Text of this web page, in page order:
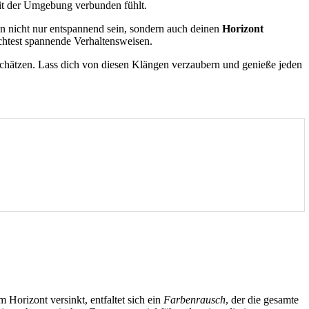
der Umgebung verbunden fühlt.
nur entspannend sein, sondern auch deinen Horizont
spannende Verhaltensweisen.
Lass dich von diesen Klängen verzaubern und genieße jeden
Horizont versinkt, entfaltet sich ein Farbenrausch, der die gesamte